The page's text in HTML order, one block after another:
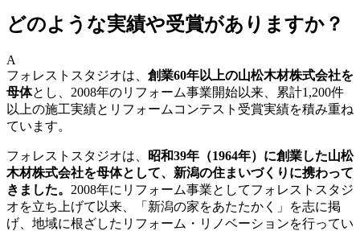
どのような実績や受賞がありますか？
A
フォレストスタジオは、 創業60年以上の山松木材株式会社を
母体とし、2008年のリフォーム事業開始以来、累計1,200件
以上の施工実績とリフォームコンテスト受賞実績を積み重ね
ています。
フォレストスタジオは、
昭和39年（1964年）に創業した山松
木材株式会社を母体として、新潟の住まいづくりに携わって
きました。 2008年にリフォーム事業としてフォレストスタジ
オを立ち上げて以来、「新潟の家をあたたかく」を志に掲
げ、地域に根ざしたリフォーム・リノベーションを行ってい